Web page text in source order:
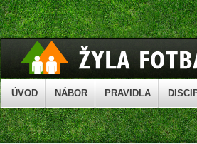
ÚVOD NÁBOR PRAVIDLA